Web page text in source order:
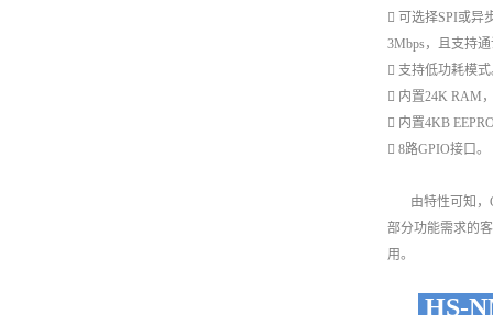
 可选择SPI或异
3Mbps，且支持
 支持低功耗模
 内置24K RAM
 内置4KB
 8路GPIO接口。
由特性可知，
部分功能需求的
用。
HS-